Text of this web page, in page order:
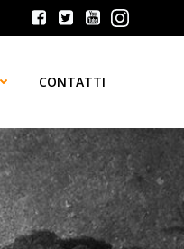
CONTATTI